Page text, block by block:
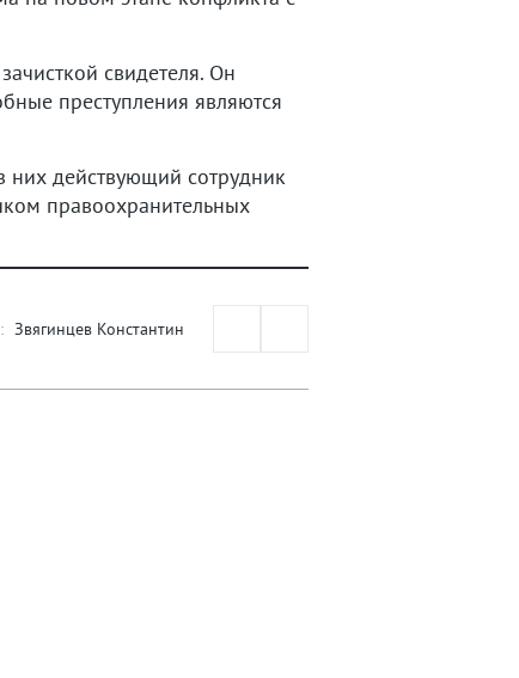
свидетеля. Он
преступления являются
них действующий сотрудник
правоохранительных
Звягинцев Константин